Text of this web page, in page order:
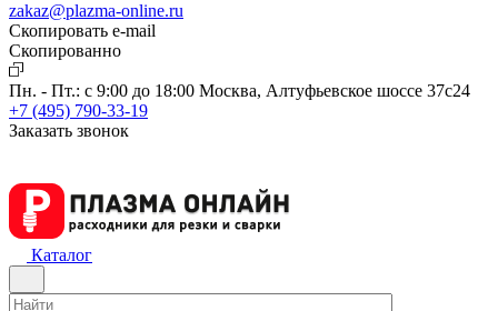
zakaz@plazma-online.ru
Скопировать e-mail
Cкопированно
Пн. - Пт.: с 9:00 до 18:00 Москва, Алтуфьевское шоссе 37с24
+7 (495) 790-33-19
Заказать звонок
Каталог